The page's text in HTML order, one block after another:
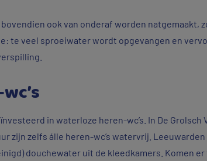
ook van onderaf worden natgemaakt,
te veel sproeiwater wordt opgevangen en
in waterloze heren-wc’s. In De
zijn zelfs álle heren-wc’s watervrij.
douchewater uit de kleedkamers. Komen